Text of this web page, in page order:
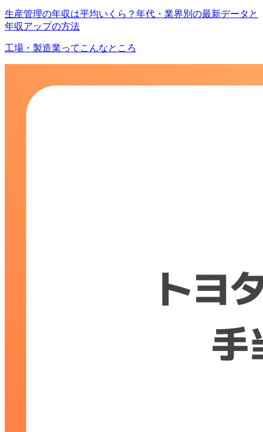
生産管理の年収は平均いくら？年代・業界別の最新データと
年収アップの方法
工場・製造業ってこんなところ